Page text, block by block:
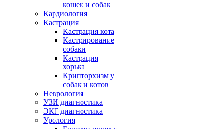
кошек и собак
Кардиология
Кастрация
Кастрация кота
Кастрирование
собаки
Кастрация
хорька
Крипторхизм у
собак и котов
Неврология
УЗИ диагностика
ЭКГ диагностика
Урология